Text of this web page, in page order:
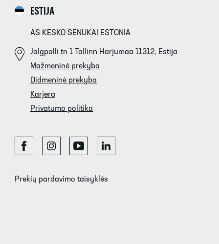
ESTIJA
AS KESKO SENUKAI ESTONIA
Jalgpalli tn 1 Tallinn Harjumaa 11312, Estija
Mažmeninė prekyba
Didmeninė prekyba
Karjera
Privatumo politika
Prekių pardavimo taisyklės